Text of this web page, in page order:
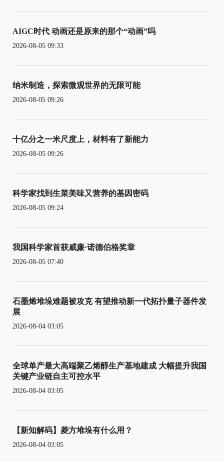
AIGC时代 动画还是原来的那个“动画”吗
2026-08-05 09:33
纳米制造，探索微观世界的无限可能
2026-08-05 09:26
十亿分之一米尺度上，材料有了新能力
2026-08-05 09:26
科学家找到生菜美味又营养的基因密码
2026-08-05 09:24
我国科学家首获威廉·诺德伯格奖章
2026-08-05 07:40
石墨烯堆垛难题被攻克 有望推动新一代拓扑量子器件发
展
2026-08-04 03:05
全球单产最大高端聚乙烯醇生产基地建成 大幅提升我国
关键产业链自主可控水平
2026-08-04 03:05
【新知解码】菱方堆垛有什么用？
2026-08-04 03:05